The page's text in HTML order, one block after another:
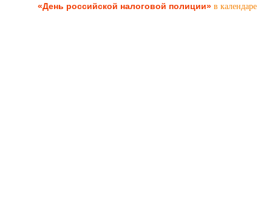
«День российской налоговой полиции» в календаре